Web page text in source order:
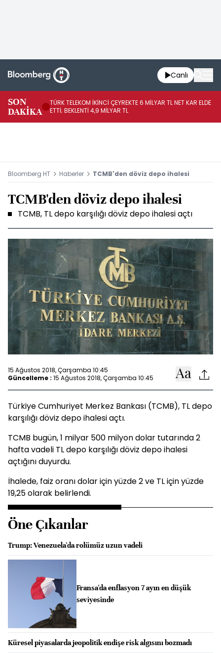
Canlı
SON
DAKİKA
TÜRK TELEKOM İKİNCİ ÇEYREKTE 6 MİLYAR TL NET KAR ELDE
ETTİ; BEKLENTİ 4,9 MİLYAR TL
Bloomberg HT Haberler TCMB'den döviz depo ihalesi
TCMB'den döviz depo ihalesi
TCMB, TL depo karşılığı döviz depo ihalesi açtı
15 Ağustos 2018, Çarşamba 10:45
Güncelleme : 15 Ağustos 2018, Çarşamba 10:45
Türkiye Cumhuriyet Merkez Bankası (TCMB), TL depo
karşılığı döviz depo ihalesi açtı.
TCMB bugün, 1 milyar 500 milyon dolar tutarında 2
hafta vadeli TL depo karşılığı döviz depo ihalesi
açtığını duyurdu.
İhalede, faiz oranı dolar için yüzde 2 ve TL için yüzde
19,25 olarak belirlendi.
Öne Çıkanlar
Trump: Venezuela'da rolümüz uzun vadeli
Fransa'da enflasyon 7 ayın en düşük
seviyesinde
Küresel piyasalarda jeopolitik endişe risk algısını bozmadı